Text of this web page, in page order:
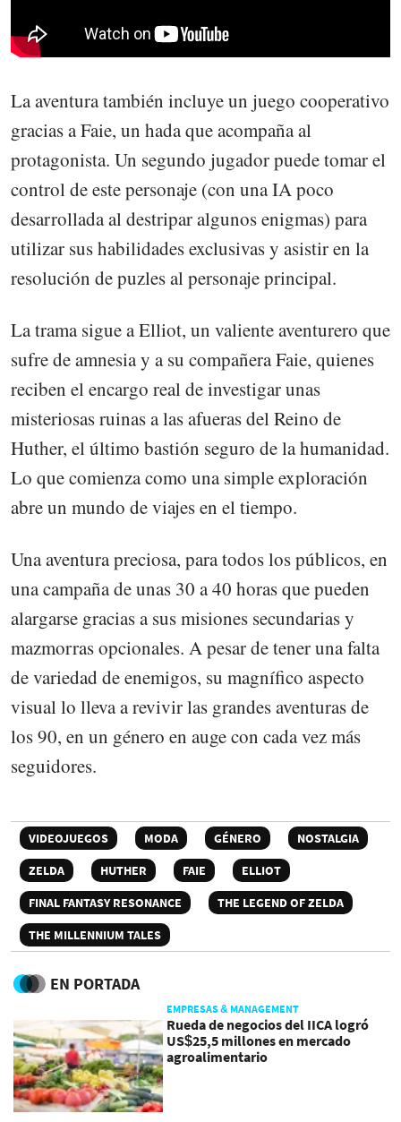
La aventura también incluye un juego cooperativo
gracias a Faie, un hada que acompaña al
protagonista. Un segundo jugador puede tomar el
control de este personaje (con una IA poco
desarrollada al destripar algunos enigmas) para
utilizar sus habilidades exclusivas y asistir en la
resolución de puzles al personaje principal.
La trama sigue a Elliot, un valiente aventurero que
sufre de amnesia y a su compañera Faie, quienes
reciben el encargo real de investigar unas
misteriosas ruinas a las afueras del Reino de
Huther, el último bastión seguro de la humanidad.
Lo que comienza como una simple exploración
abre un mundo de viajes en el tiempo.
Una aventura preciosa, para todos los públicos, en
una campaña de unas 30 a 40 horas que pueden
alargarse gracias a sus misiones secundarias y
mazmorras opcionales. A pesar de tener una falta
de variedad de enemigos, su magnífico aspecto
visual lo lleva a revivir las grandes aventuras de
los 90, en un género en auge con cada vez más
seguidores.
VIDEOJUEGOS MODA GÉNERO
NOSTALGIA
ZELDA
HUTHER FAIE
ELLIOT
FINAL FANTASY RESONANCE
THE LEGEND OF ZELDA
THE MILLENNIUM TALES
EN PORTADA
EMPRESAS & MANAGEMENT
Rueda de negocios del IICA logró
US$25,5 millones en mercado
agroalimentario